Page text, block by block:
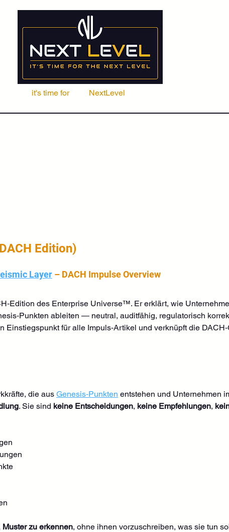
it's time for NextLevel
Edition)
Layer – DACH Impulse Overview
des Enterprise Universe™. Er erklärt, wie
ableiten — neutral, auditfähig, regulatorisch
Einstiegspunkt für alle Impuls‑Artikel und verknüpft die
die aus Genesis‑Punkten entstehen und Unternehmen
. Sie sind keine Entscheidungen, keine Empfehlungen,
Muster zu erkennen, ohne ihnen vorzuschreiben, was sie tun